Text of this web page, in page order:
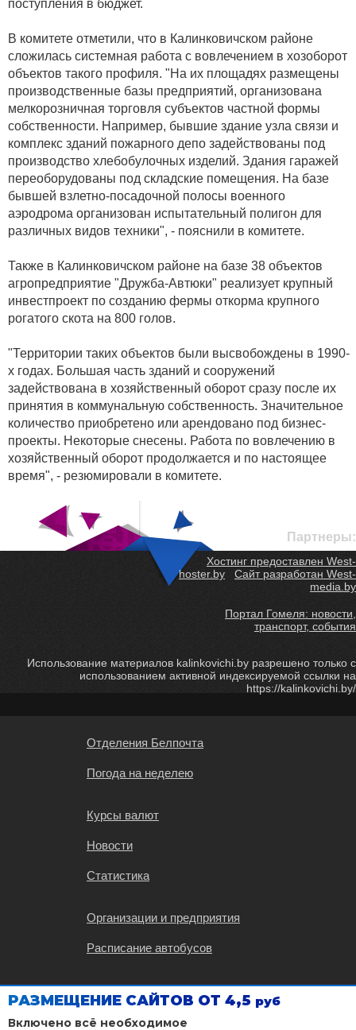
РАЗМЕЩЕНИЕ САЙТОВ ОТ 4,5 руб
Включено всё необходимое
поступления в бюджет.
В комитете отметили, что в Калинковичском районе
сложилась системная работа с вовлечением в хозоборот
объектов такого профиля. "На их площадях размещены
производственные базы предприятий, организована
мелкорозничная торговля субъектов частной формы
собственности. Например, бывшие здание узла связи и
комплекс зданий пожарного депо задействованы под
производство хлебобулочных изделий. Здания гаражей
переоборудованы под складские помещения. На базе
бывшей взлетно-посадочной полосы военного
аэродрома организован испытательный полигон для
различных видов техники", - пояснили в комитете.
Также в Калинковичском районе на базе 38 объектов
агропредприятие "Дружба-Автюки" реализует крупный
инвестпроект по созданию фермы откорма крупного
рогатого скота на 800 голов.
"Территории таких объектов были высвобождены в 1990-
х годах. Большая часть зданий и сооружений
задействована в хозяйственный оборот сразу после их
принятия в коммунальную собственность. Значительное
количество приобретено или арендовано под бизнес-
проекты. Некоторые снесены. Работа по вовлечению в
хозяйственный оборот продолжается и по настоящее
время", - резюмировали в комитете.
Партнеры:
Хостинг предоставлен West-
hoster.by
Сайт разработан West-
media.by
Портал Гомеля: новости,
транспорт, события
Использование материалов kalinkovichi.by разрешено только с
использованием активной индексируемой ссылки на
https://kalinkovichi.by/
Отделения Белпочта
Погода на неделею
Курсы валют
Новости
Статистика
Организации и предприятия
Расписание автобусов
Карта Калинковичей
Расписание поездов